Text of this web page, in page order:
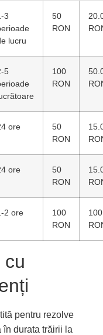
3
lucru
50
RON
5
100
RON
ore
50
RON
ore
50
RON
2 ore
100
RON
cu
pentru rezolve
în durata trăirii la